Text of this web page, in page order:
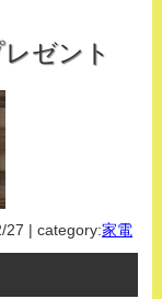
ゼント
27 | category:家電